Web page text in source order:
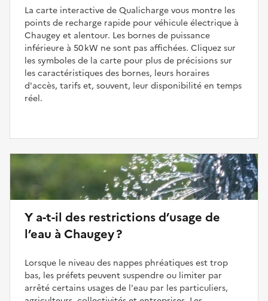
La carte interactive de Qualicharge vous montre les
points de recharge rapide pour véhicule électrique à
Chaugey et alentour. Les bornes de puissance
inférieure à 50 kW ne sont pas affichées. Cliquez sur
les symboles de la carte pour plus de précisions sur
les caractéristiques des bornes, leurs horaires
d'accès, tarifs et, souvent, leur disponibilité en temps
réel.
Y a-t-il des restrictions d’usage de
l’eau à Chaugey ?
Lorsque le niveau des nappes phréatiques est trop
bas, les préfets peuvent suspendre ou limiter par
arrêté certains usages de l'eau par les particuliers,